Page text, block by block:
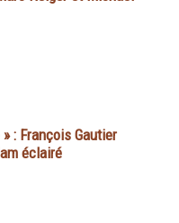
: François Gautier
éclairé